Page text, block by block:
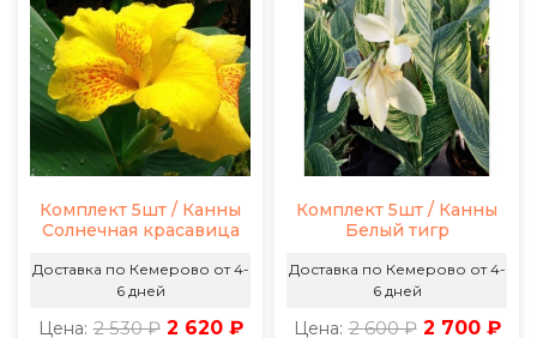
Комплект 5шт / Канны
Солнечная красавица
Доставка по Кемерово от 4-
6 дней
Цена: 2 530 ₽ 2 620 ₽
Комплект 5шт / Канны
Белый тигр
Доставка по Кемерово от 4-
6 дней
Цена: 2 600 ₽ 2 700 ₽